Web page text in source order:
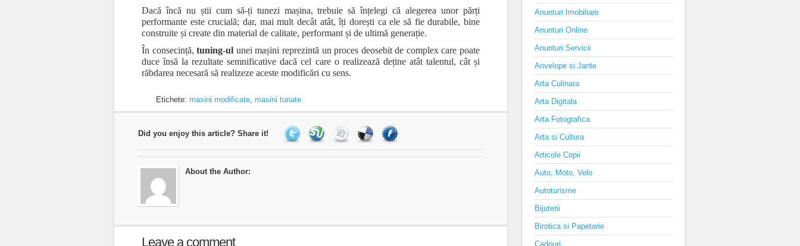
Dacă încă nu știi cum să-ți tunezi mașina, trebuie să înțelegi că alegerea unor părți
performante este crucială; dar, mai mult decât atât, îți dorești ca ele să fie durabile, bine
construite și create din material de calitate, performant și de ultimă generație.
În consecință,tuning-ul unei mașini reprezintă un proces deosebit de complex care poate
duce însă la rezultate semnificative dacă cel care o realizează deține atât talentul, cât și
răbdarea necesară să realizeze aceste modificări cu sens.
Etichete: masini modificate, masini tunate
Did you enjoy this article? Share it!
About the Author:
Leave a comment
Anunturi Imobiliare
Anunturi Online
Anunturi Servicii
Anvelope si Jante
Arta Culinara
Arta Digitala
Arta Fotografica
Arta si Cultura
Articole Copii
Auto, Moto, Velo
Autoturisme
Bijuterii
Birotica si Papetarie
Cadouri